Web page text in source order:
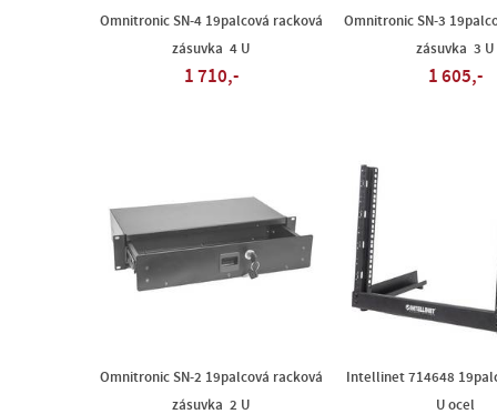
Omnitronic SN-4 19palcová racková
zásuvka 4 U
1 710,-
Omnitronic SN-3
zásuvka 3 U
1 605,-
Omnitronic SN-2 19palcová racková
zásuvka 2 U
Intellinet 714648
U ocel